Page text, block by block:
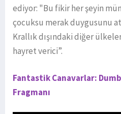
ediyor: "Bu fikir her şeyin
çocuksu merak duygusunu
Krallık dışındaki diğer
hayret verici”.
Fantastik Canavarlar:
Fragmanı